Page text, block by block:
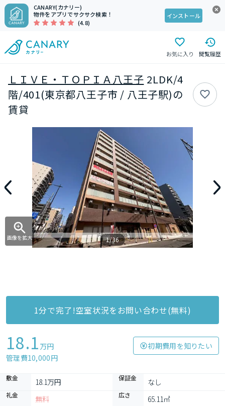
CANARY(カナリー)
物件をアプリでサクサク検索！
(4.8)
インストール
お気に入り 閲覧履歴
ＬＩＶＥ・ＴＯＰＩＡ八王子 2LDK/4
階/401(東京都八王子市 / 八王子駅)の
賃貸
画像を拡大 1/36
1分で完了!空室状況をお問い合わせ(無料)
18.1 万円
管理費10,000円
初期費用を知りたい
敷金 18.1万円 保証金 なし
礼金 無料 広さ 65.11㎡